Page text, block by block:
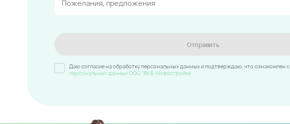
Отправить
Даю согласие на обработку персональных данных и подтверждаю, что ознакомлен c
персональных данных ООО "ВКБ-Новостройки